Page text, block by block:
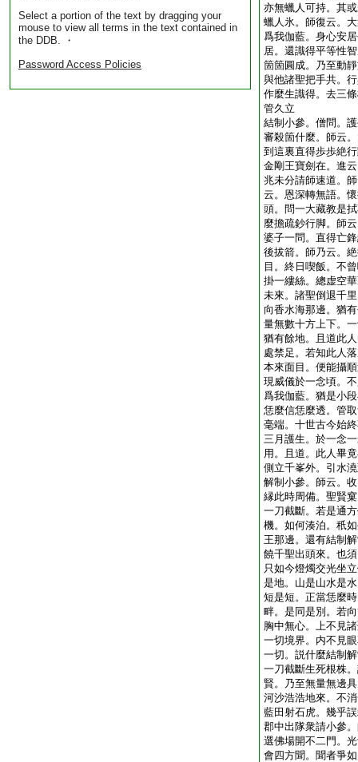
Select a portion of the text by dragging your
mouse to view all terms in the text contained in
the DDB. ・
Password Access Policies
亦無蠟人可持。其
蠟人氷。師復云。
爲我伽藍。身心安
居。還識得平等性
箇箇圓成。乃至動
與他諸聖把手共。
作麼生識得。去三
管久立
結制小參。僧問。
審殺箇什麼。師云
到這裏直得歩歩絶
金剛王寶劍在。進
兆未分請師速道。
云。恩深轉無語。
頭。問一大藏教是
麼擔疏鈔行脚。師
婆子一問。直得亡
後拔箭。師乃云。
目。終日喫飯。不
掛一縷絲。總虚空
未來。諸聖倒退千
向香水海那邊。猶
量無數十方上下。
猶有餘地。且道此
處禁足。若知此人
本來面目。便能攝
現威儀於一念頃。
爲我伽藍。猶是小
恁麼信恁麼透。管
毫端。十世古今始
三月護生。於一念
用。且道。此人畢
側立千峯外。引水
解制小參。師云。
縁此時周備。聖賢
一刀截斷。若是通
機。如何湊泊。秖
王那邊。還有結制
饒千聖出頭來。也
只如今燈燭交光坐
是地。山是山水是
短是短。正當恁麼
畔。是同是別。若
胸中無心。上不見
一切境界。内不見
一切。説什麼結制
一刀截斷生死根株
賢。乃至無量無邊
河沙浩浩地來。不
藍田射石虎。幾乎
郡中出隊衆請小參
選佛場開不二門。
會四方聞。聞者爭